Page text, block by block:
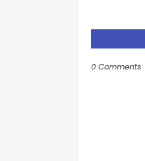
0 Comments